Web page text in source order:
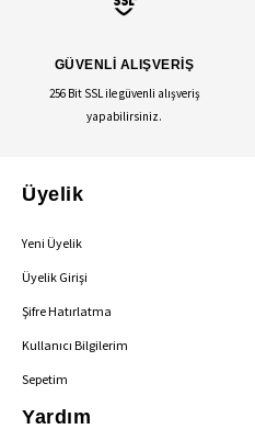
GÜVENLİ ALIŞVERİŞ
256 Bit SSL ile güvenli alışveriş
yapabilirsiniz.
Üyelik
Yeni Üyelik
Üyelik Girişi
Şifre Hatırlatma
Kullanıcı Bilgilerim
Sepetim
Yardım